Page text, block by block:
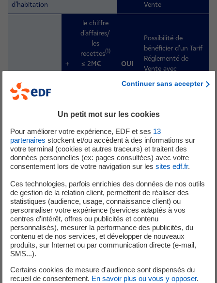
d’habitation
Vente
Entité légale
personnes
+
le chiffre
d’affaires/
les
recettes(1)
≤ 2M€
OUI
Possibilité de
bénéficier d’un Tarif
Réglementé de
Vente avec
+
d’affaires/
les
recettes(1)
> 2M€
Bilan
Annuel
> 2M€
NON
Obligation de
souscrire une Offre
Entité légale employant10
personnes ou plus
NON
Obligation de
souscrire une Offre
de Marché
* Vous devrez attester du respect des critères d’éligibilité au Tarif
Réglementé de Vente (moins de 10 salariés et moins de 2 millions
Continuer sans accepter
Un petit mot sur les cookies
Pour améliorer votre expérience, EDF et ses 13
partenaires stockent et/ou accèdent à des informations sur
votre terminal (cookies et autres traceurs) et traitent des
données personnelles (ex: pages consultées) avec votre
consentement lors de votre navigation sur les sites edf.fr.
Ces technologies, parfois enrichies des données de nos outils
de gestion de la relation client, permettent de réaliser des
statistiques (audience, usage, connaissance client) ou
personnaliser votre expérience (services adaptés à vos
centres d’intérêt, offres ou publicités et contenu
personnalisés), mesurer la performance des publicités, du
contenu et de nos services, et développer de nouveaux
produits, sur Internet ou par communication directe (e-mail,
SMS...).
Certains cookies de mesure d'audience sont dispensés du
recueil de consentement. En savoir plus ou vous y opposer.